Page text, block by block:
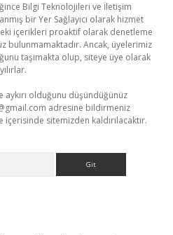
Bilgi Teknolojileri ve İletişim
bir Yer Sağlayıcı olarak hizmet
içerikleri proaktif olarak denetleme
bulunmamaktadır. Ancak, üyelerimiz
taşımakta olup, siteye üye olarak
olduğunu düşündüğünüz
adresine bildirmeniz
sitemizden kaldırılacaktır.